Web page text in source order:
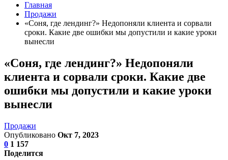
Главная
Продажи
«Соня, где лендинг?» Недопоняли клиента и сорвали
сроки. Какие две ошибки мы допустили и какие уроки
вынесли
«Соня, где лендинг?» Недопоняли
клиента и сорвали сроки. Какие две
ошибки мы допустили и какие уроки
вынесли
Продажи
Опубликовано Окт 7, 2023
0 1 157
Поделится